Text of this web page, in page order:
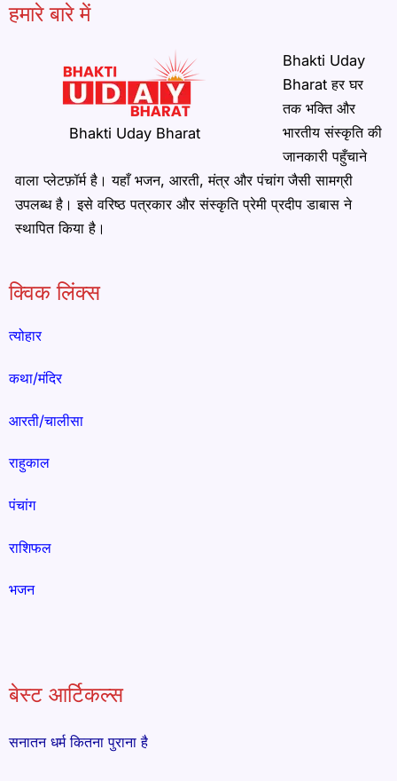
हमारे बारे में
Bhakti Uday Bharat
Bhakti Uday
Bharat हर घर
तक भक्ति और
भारतीय संस्कृति की
जानकारी पहुँचाने
वाला प्लेटफ़ॉर्म है। यहाँ भजन, आरती, मंत्र और पंचांग जैसी सामग्री
उपलब्ध है। इसे वरिष्ठ पत्रकार और संस्कृति प्रेमी प्रदीप डाबास ने
स्थापित किया है।
क्विक लिंक्स
त्योहार
कथा/मंदिर
आरती/चालीसा
राहुकाल
पंचांग
राशिफल
भजन
बेस्ट आर्टिकल्स
सनातन धर्म कितना पुराना है